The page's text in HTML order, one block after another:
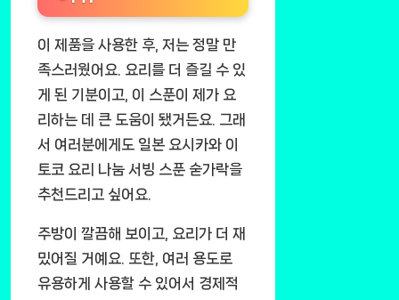
이 제품을 사용한 후, 저는 정말 만
족스러웠어요. 요리를 더 즐길 수 있
게 된 기분이고, 이 스푼이 제가 요
리하는 데 큰 도움이 됐거든요. 그래
서 여러분에게도 일본 요시카와 이
토코 요리 나눔 서빙 스푼 숟가락을
추천드리고 싶어요.
주방이 깔끔해 보이고, 요리가 더 재
밌어질 거예요. 또한, 여러 용도로
유용하게 사용할 수 있어서 경제적